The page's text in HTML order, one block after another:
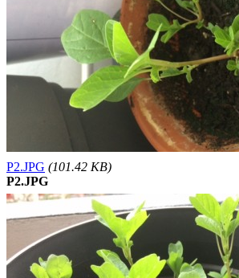
P2.JPG (101.42 KB)
P2.JPG